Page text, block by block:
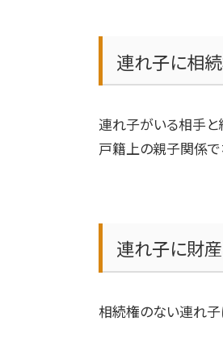
連れ子に相
連れ子がいる相手と
戸籍上の親子関係で
連れ子に財
相続権のない連れ